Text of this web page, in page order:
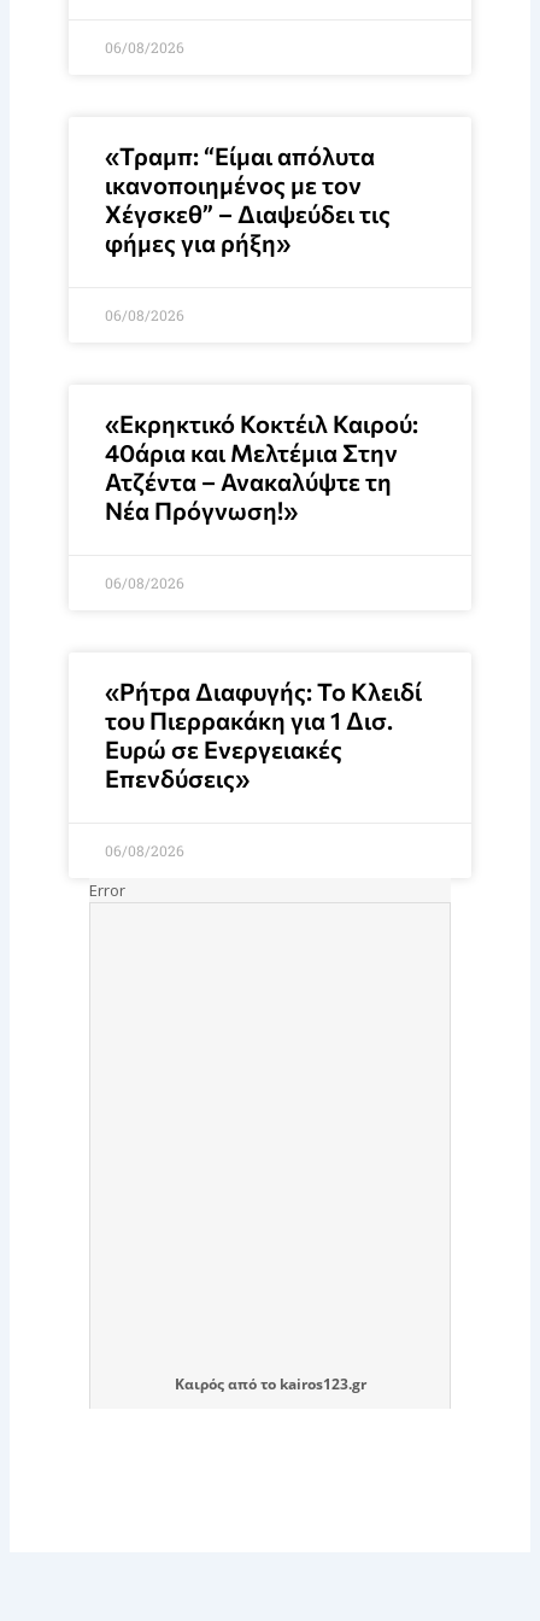
06/08/2026
«Τραμπ: “Είμαι απόλυτα
ικανοποιημένος με τον
Χέγσκεθ” – Διαψεύδει τις
φήμες για ρήξη»
06/08/2026
«Εκρηκτικό Κοκτέιλ Καιρού:
40άρια και Μελτέμια Στην
Ατζέντα – Ανακαλύψτε τη
Νέα Πρόγνωση!»
06/08/2026
«Ρήτρα Διαφυγής: Το Κλειδί
του Πιερρακάκη για 1 Δισ.
Ευρώ σε Ενεργειακές
Επενδύσεις»
06/08/2026
Καιρόςαπό το kairos123.gr